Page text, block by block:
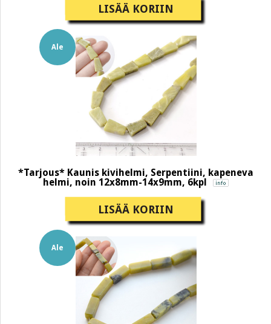
LISÄÄ KORIIN
*Tarjous* Kaunis kivihelmi, Serpentiini, kapeneva
helmi, noin 12x8mm-14x9mm, 6kpl
Ale
LISÄÄ KORIIN
Ale